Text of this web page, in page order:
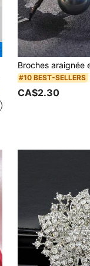
#10 BEST-SELLERS
CA$2.30